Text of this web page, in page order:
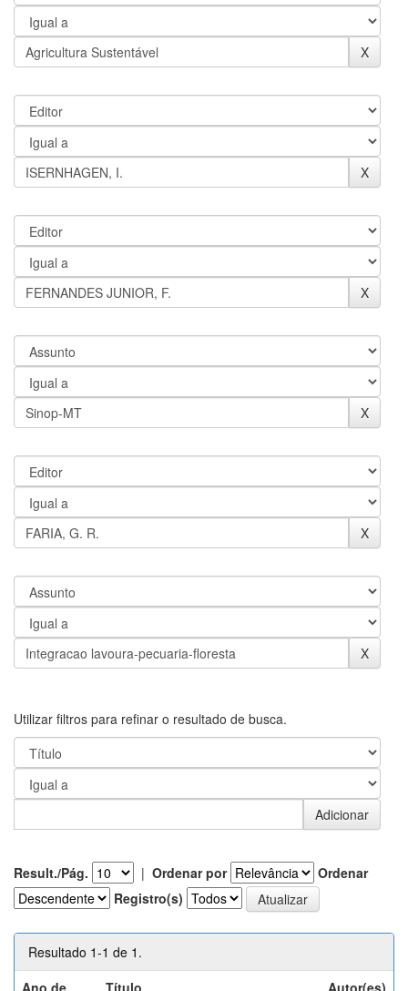
Utilizar filtros para refinar o resultado de busca.
Result./Pág. | Ordenar por
Ordenar
Registro(s)
Resultado 1-1 de 1.
Ano de
Título Autor(es)